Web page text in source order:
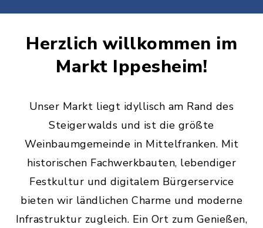
Herzlich willkommen im
Markt Ippesheim!
Unser Markt liegt idyllisch am Rand des
Steigerwalds und ist die größte
Weinbaumgemeinde in Mittelfranken. Mit
historischen Fachwerkbauten, lebendiger
Festkultur und digitalem Bürgerservice
bieten wir ländlichen Charme und moderne
Infrastruktur zugleich. Ein Ort zum Genießen,